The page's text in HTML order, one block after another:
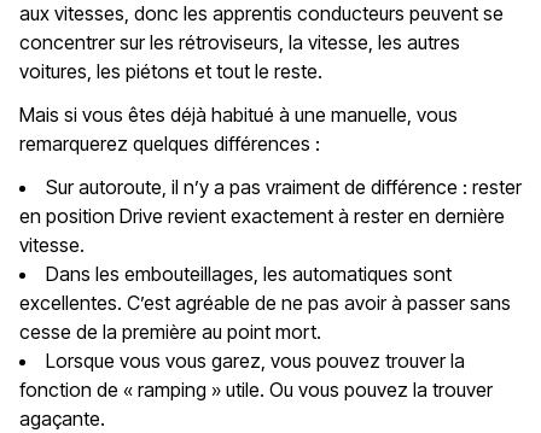
aux vitesses, donc les apprentis conducteurs peuvent se
concentrer sur les rétroviseurs, la vitesse, les autres
voitures, les piétons et tout le reste.
Mais si vous êtes déjà habitué à une manuelle, vous
remarquerez quelques différences :
Sur autoroute, il n’y a pas vraiment de différence : rester
en position Drive revient exactement à rester en dernière
vitesse.
Dans les embouteillages, les automatiques sont
excellentes. C’est agréable de ne pas avoir à passer sans
cesse de la première au point mort.
Lorsque vous vous garez, vous pouvez trouver la
fonction de « ramping » utile. Ou vous pouvez la trouver
agaçante.